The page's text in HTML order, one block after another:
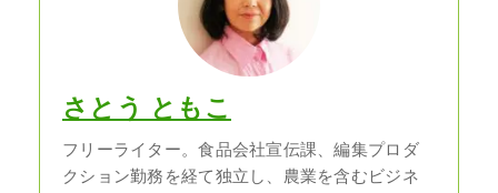
さとう ともこ
フリーライター。食品会社宣伝課、編集プロダ
クション勤務を経て独立し、農業を含むビジネ